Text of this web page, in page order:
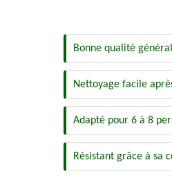
Bonne qualité
Nettoyage facile
Adapté pour 6 à 8
Résistant grâce à sa